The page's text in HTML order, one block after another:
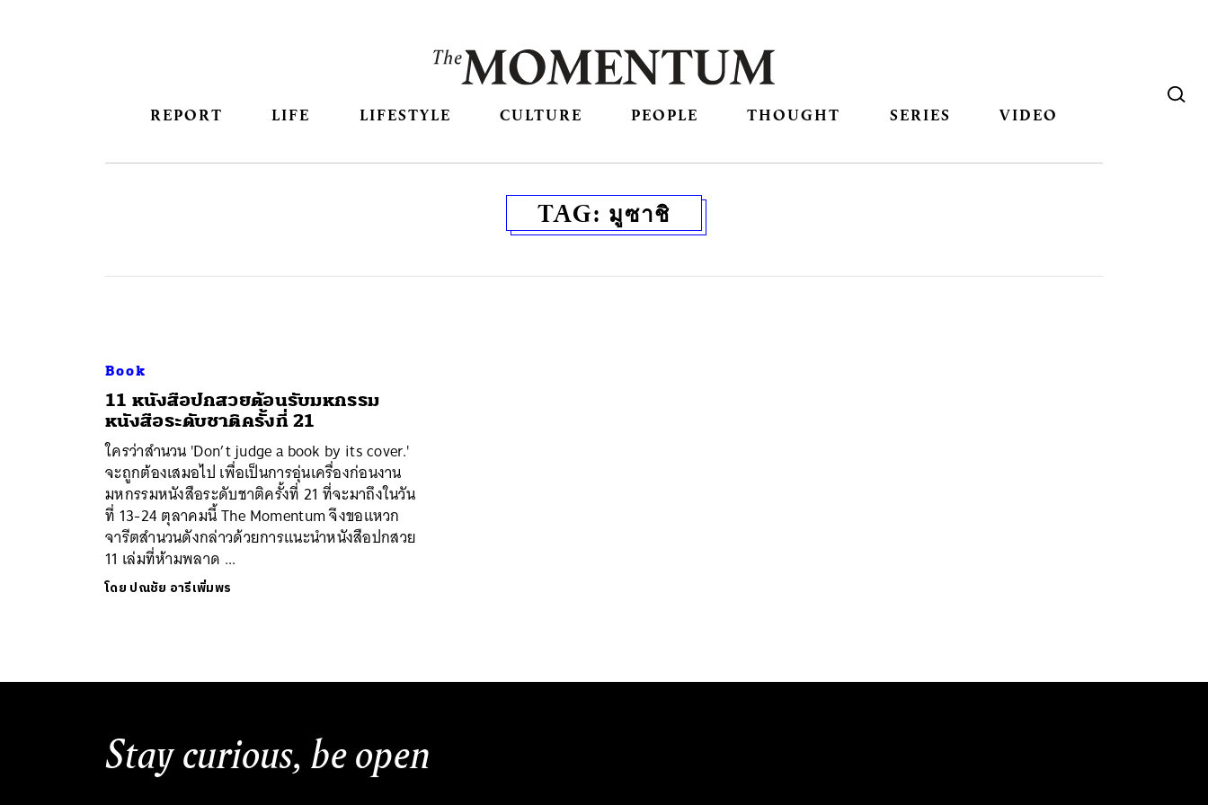
REPORT LIFE LIFESTYLE CULTURE PEOPLE THOUGHT SERIES VIDEO
TAG: มูซาชิ
Book
11 หนังสือปกสวยต้อนรับมหกรรม
หนังสือระดับชาติครั้งที่ 21
ใครว่าสำนวน 'Don’t judge a book by its cover.'
จะถูกต้องเสมอไป เพื่อเป็นการอุ่นเครื่องก่อนงาน
มหกรรมหนังสือระดับชาติครั้งที่ 21 ที่จะมาถึงในวัน
ที่ 13-24 ตุลาคมนี้ The Momentum จึงขอแหวก
จารีตสำนวนดังกล่าวด้วยการแนะนำหนังสือปกสวย
11 เล่มที่ห้ามพลาด ...
โดย ปณชัย อารีเพิ่มพร
Stay curious, be open
ค้นหา